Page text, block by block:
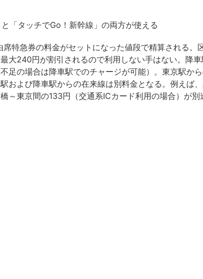
「タッチでGo！新幹線」の両方が使える
特急券の料金がセットになった値段で精算される。
大240円が割引されるので利用しない手はない。降
足の場合は降車駅でのチャージが可能）。東京駅か
および降車駅からの在来線は別料金となる。例えば
～東京間の133円（交通系ICカード利用の場合）が別